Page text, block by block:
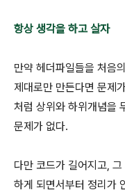
항상 생각을 하고 살자
만약 헤더파일들을 처음
제대로만 만든다면 문제
처럼 상위와 하위개념을
문제가 없다.
다만 코드가 길어지고,
하게 되면서부터 정리가